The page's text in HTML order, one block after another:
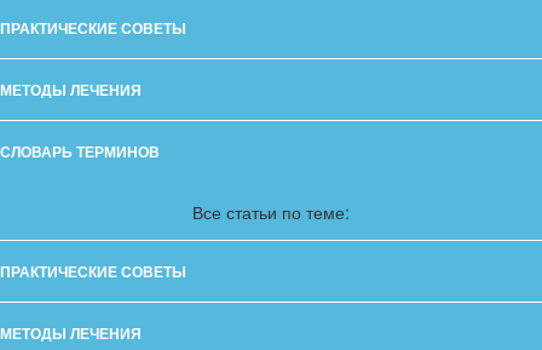
ПРАКТИЧЕСКИЕ СОВЕТЫ
МЕТОДЫ ЛЕЧЕНИЯ
СЛОВАРЬ ТЕРМИНОВ
Все статьи по теме:
ПРАКТИЧЕСКИЕ СОВЕТЫ
МЕТОДЫ ЛЕЧЕНИЯ